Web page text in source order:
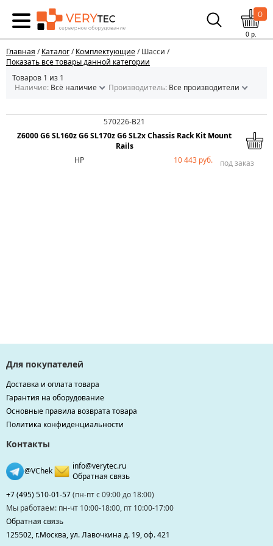
0
0р.
Главная /Каталог/Комплектующие/ Шасси /
Показать все товары данной категории
Товаров 1 из 1
Наличие: Всё наличие Производитель: Все производители
570226-B21
Z6000 G6 SL160z G6 SL170z G6 SL2x Chassis Rack Kit Mount
Rails
HP
10 443 руб. под заказ
Для покупателей
Доставка и оплата товара
Гарантия на оборудование
Основные правила возврата товара
Политика конфиденциальности
Контакты
@VChek
info@verytec.ru
Обратная связь
+7 (495) 510-01-57(пн-пт с 09:00 до 18:00)
Мы работаем: пн-чт 10:00-18:00, пт 10:00-17:00
Обратная связь
125502, г.Москва, ул. Лавочкина д. 19, оф. 421